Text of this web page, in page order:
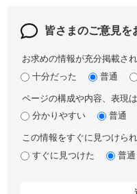
皆さまのご意見を
お求めの情報が充分掲載さ
十分だった
普通
ページの構成や内容、表現
分かりやすい
普通
この情報をすぐに見つけら
すぐに見つけた
普通